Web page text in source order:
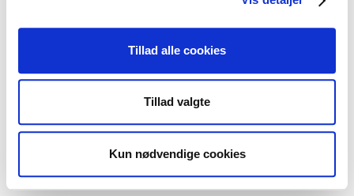
Tillad alle cookies
Tillad valgte
Kun nødvendige cookies